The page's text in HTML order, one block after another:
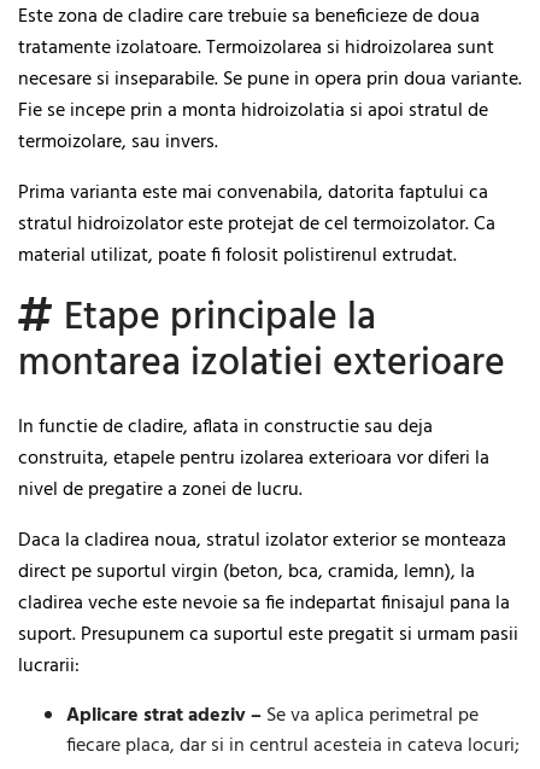
Este zona de cladire care trebuie sa beneficieze de doua
tratamente izolatoare. Termoizolarea si hidroizolarea sunt
necesare si inseparabile. Se pune in opera prin doua variante.
Fie se incepe prin a monta hidroizolatia si apoi stratul de
termoizolare, sau invers.
Prima varianta este mai convenabila, datorita faptului ca
stratul hidroizolator este protejat de cel termoizolator. Ca
material utilizat, poate fi folosit polistirenul extrudat.
Etape principale la
montarea izolatiei exterioare
In functie de cladire, aflata in constructie sau deja
construita, etapele pentru izolarea exterioara vor diferi la
nivel de pregatire a zonei de lucru.
Daca la cladirea noua, stratul izolator exterior se monteaza
direct pe suportul virgin (beton, bca, cramida, lemn), la
cladirea veche este nevoie sa fie indepartat finisajul pana la
suport. Presupunem ca suportul este pregatit si urmam pasii
lucrarii:
Aplicare strat adeziv –Se va aplica perimetral pe
fiecare placa, dar si in centrul acesteia in cateva locuri;